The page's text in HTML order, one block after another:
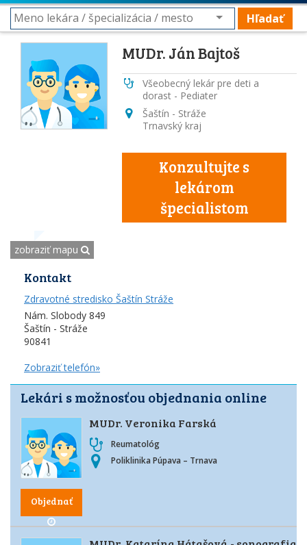
Hľadať
MUDr. Ján Bajtoš
Všeobecný lekár pre deti a
dorast - Pediater
Šaštín - Stráže
Trnavský kraj
Konzultujte s
lekárom
špecialistom
zobraziť mapu
Kontakt
Zdravotné stredisko Šaštín Stráže
Nám. Slobody 849
Šaštín - Stráže
90841
Zobraziť telefón»
Lekári s možnosťou objednania online
Objednať
MUDr. Veronika Farská
Reumatológ
Poliklinika Púpava – Trnava